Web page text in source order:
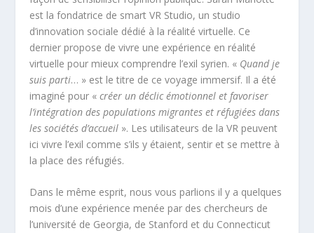
est la fondatrice de smart VR Studio, un studio
d’innovation sociale dédié à la réalité virtuelle. Ce
dernier propose de vivre une expérience en réalité
virtuelle pour mieux comprendre l’exil syrien. « Quand je
suis parti… » est le titre de ce voyage immersif. Il a été
imaginé pour «créer un déclic émotionnel et favoriser
l’intégration des populations migrantes et réfugiées dans
les sociétés d’accueil ». Les utilisateurs de la VR peuvent
ici vivre l’exil comme s’ils y étaient, sentir et se mettre à
la place des réfugiés.
Dans le même esprit, nous vous parlions il y a quelques
mois d’une expérience menée par des chercheurs de
l’université de Georgia, de Stanford et du Connecticut